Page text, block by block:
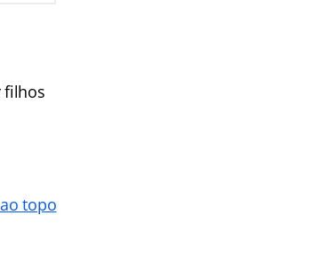
filhos
topo